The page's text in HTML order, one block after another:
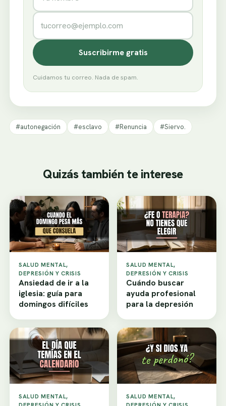
Correo electrónico
Suscribirme gratis
Cuidamos tu correo. Nada de spam.
#autonegación #esclavo #Renuncia #Siervo.
Quizás también te interese
SALUD MENTAL,
DEPRESIÓN Y CRISIS
Ansiedad de ir a la
iglesia: guía para
domingos difíciles
SALUD MENTAL,
DEPRESIÓN Y CRISIS
Cuándo buscar
ayuda profesional
para la depresión
SALUD MENTAL,
SALUD MENTAL,